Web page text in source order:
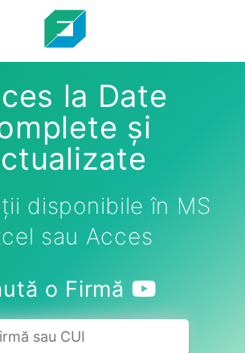
la Date
și
disponibile în MS
sau Acces
o Firmă